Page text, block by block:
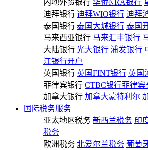
内地外资银行 华侨NRA银行
迪拜银行 迪拜WIO银行 迪拜
泰国银行 泰国大城银行 泰国
马来西亚银行 马来汇丰银行
大陆银行 光大银行 浦发银行
江银行开户
英国银行 英国FINT银行 英国
菲律宾银行 CTBC银行菲律宾
加拿大银行 加拿大蒙特利尔
国际税务服务
亚太地区税务 新西兰税务 印
税务
欧洲税务 北爱尔兰税务 葡萄